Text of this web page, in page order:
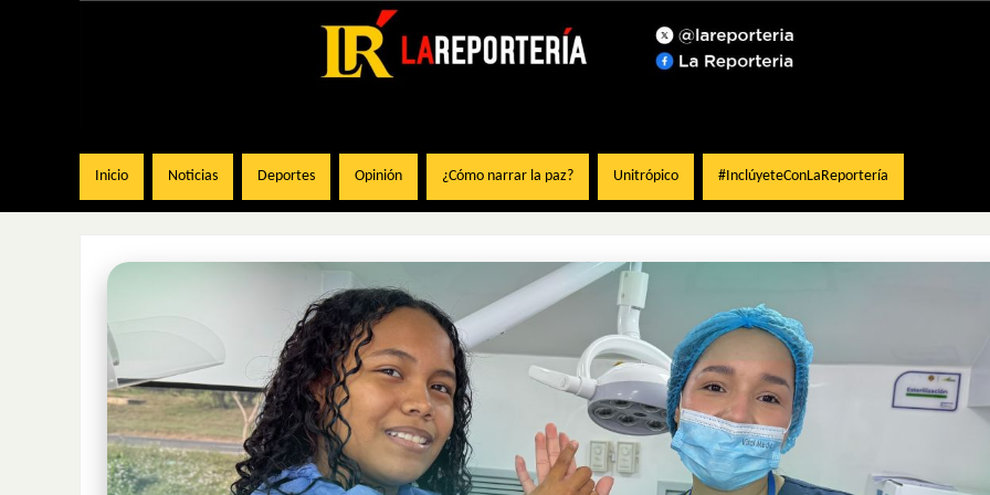
Inicio Noticias Deportes Opinión ¿Cómo narrar la paz? Unitrópico #InclúyeteConLaReportería